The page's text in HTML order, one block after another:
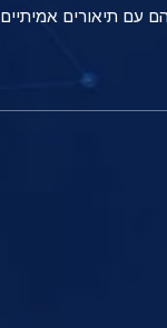
עם תיאורים אמיתיים